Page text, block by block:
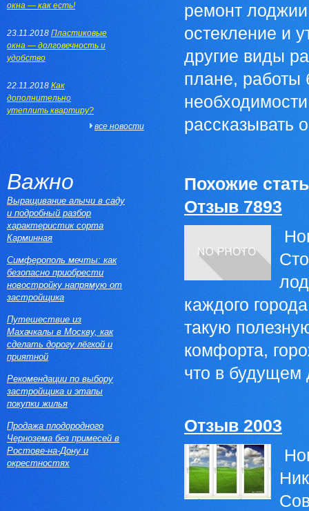
ремонт лоджии
остекление и
другие виды
плане, работы
рассказывать
Похожие
Отзыв 7893
каждого
такую
комфорта,
что в будущем
Отзыв 2003
окна — как есть!
23.11.2018 Пластиковые
окна — долговечность и
удобство
22.11.2018 Как
дополнительно
утеплить квартиру?
все новости
Важно
Выращивание алычи в саду
и подробный разбор
характеристик сорта
Карминная
Симферополь мечты: как
безопасно приобрести
новостройку напрямую от
застройщика
Путешествие из
Махачкалы в Москву, как
сделать дорогу лёгкой и
приятной
Рекомендации по выбору
застройщика и этапы
покупки жилья
Продажа плодородного
Чернозема без примесей в
Ростове-на-Дону и
окрестностях